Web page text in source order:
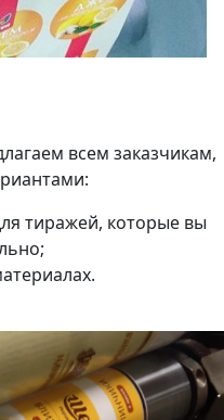
всем заказчикам,
тиражей, которые вы